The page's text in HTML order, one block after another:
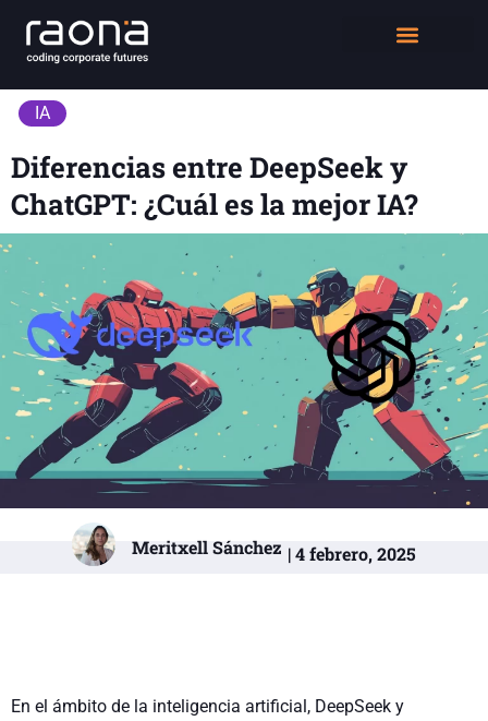
IA
Diferencias entre DeepSeek y
ChatGPT: ¿Cuál es la mejor IA?
Meritxell Sánchez | 4 febrero, 2025
En el ámbito de la inteligencia artificial, DeepSeek y